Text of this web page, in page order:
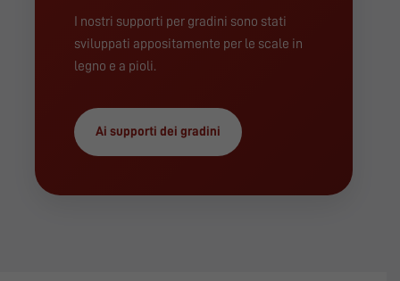
I nostri supporti per gradini sono stati
sviluppati appositamente per le scale in
legno e a pioli.
Ai supporti dei gradini